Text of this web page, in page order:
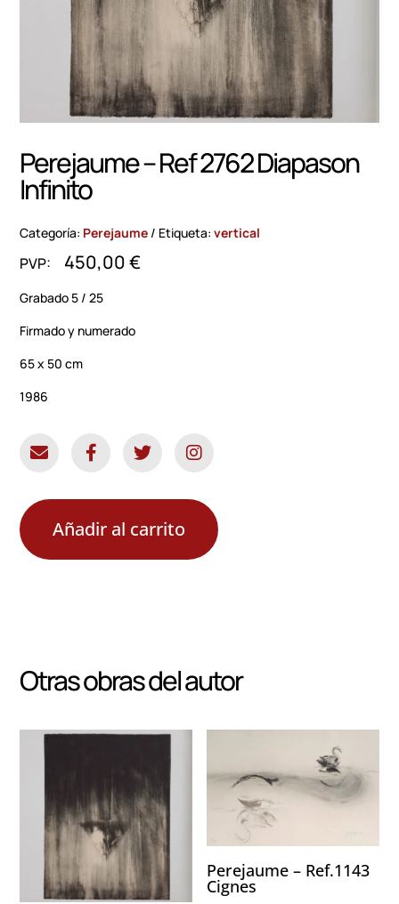
Perejaume – Ref 2762 Diapason
Infinito
Categoría: Perejaume Etiqueta:vertical
450,00€
Grabado 5 / 25
Firmado y numerado
65 x 50 cm
1986
Añadir al carrito
Otras obras del autor
Perejaume – Ref.1143
Cignes